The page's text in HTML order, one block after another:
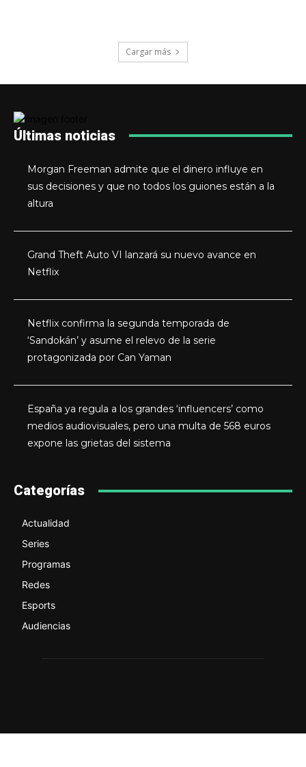
Cargar más
Últimas noticias
Morgan Freeman admite que el dinero influye en
sus decisiones y que no todos los guiones están a la
altura
Grand Theft Auto VI lanzará su nuevo avance en
Netflix
Netflix confirma la segunda temporada de
‘Sandokán’ y asume el relevo de la serie
protagonizada por Can Yaman
España ya regula a los grandes ‘influencers’ como
medios audiovisuales, pero una multa de 568 euros
expone las grietas del sistema
Categorías
Actualidad
Series
Programas
Redes
Esports
Audiencias